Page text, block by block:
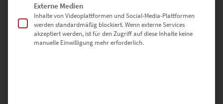
✔️ Top-Auswahl in Material, Format und Stil
✔️ Hochauflösender Druck auf Premium-Materialien
✔️ Direkt aufhängbar (optional mit Schienensystem)
✔️ Versandfertig verpackt – sicher & schnell
Externe Medien
Inhalte von Videoplattformen und Social-Media-Plattformen
werden standardmäßig blockiert. Wenn externe Services
akzeptiert werden, ist für den Zugriff auf diese Inhalte keine
manuelle Einwilligung mehr erforderlich.